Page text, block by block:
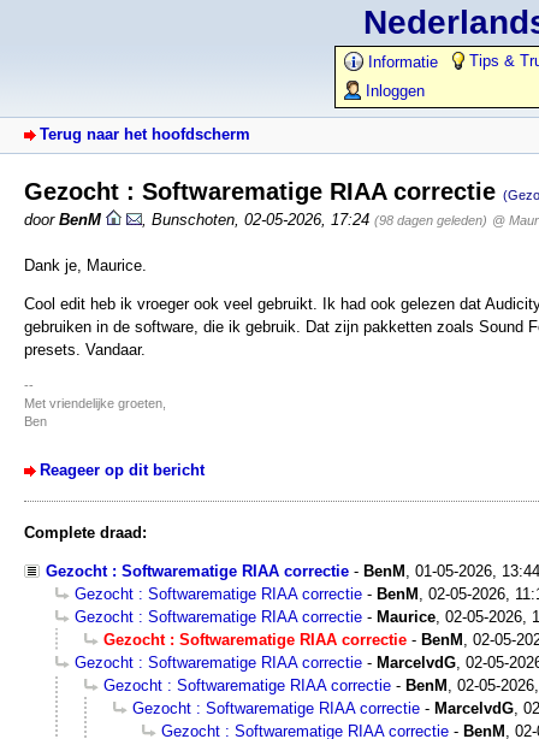
Informatie
Tips &
Inloggen
Terug naar het hoofdscherm
Gezocht : Softwarematige RIAA correctie
door BenM Bunschoten 02-05-2026, 17:24 (98 dagen geleden) @
Dank je, Maurice.
Cool edit heb ik vroeger ook veel gebruikt. Ik had ook gelezen dat
gebruiken in de software, die ik gebruik. Dat zijn pakketten zoals Sound
presets. Vandaar.
--
Met vriendelijke groeten,
Ben
Reageer op dit bericht
Complete draad:
Gezocht : Softwarematige RIAA correctie - BenM , 01-05-2026,
Gezocht : Softwarematige RIAA correctie - BenM , 02-05-2026,
Gezocht : Softwarematige RIAA correctie - Maurice, 02-05-2026,
Gezocht : Softwarematige RIAA correctie - BenM , 02-05-
Gezocht : Softwarematige RIAA correctie - MarcelvdG, 02-05-
Gezocht : Softwarematige RIAA correctie - BenM , 02-05-
Gezocht : Softwarematige RIAA correctie - MarcelvdG,
Gezocht : Softwarematige RIAA correctie - BenM ,